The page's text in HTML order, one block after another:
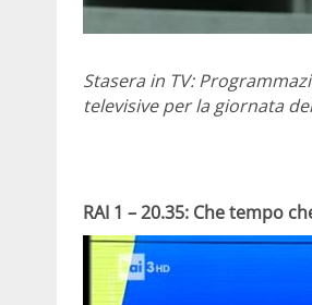
Stasera in TV:
televisive per la giornata
RAI 1 – 20.35: Che tempo